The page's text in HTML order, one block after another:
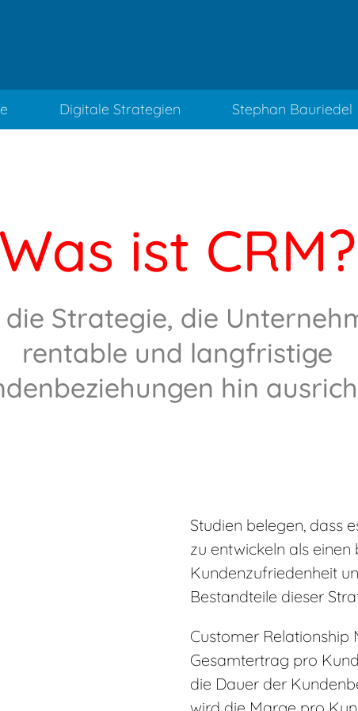
Digitale Strategien Stephan Bauriedel
ist CRM?
die Strategie, die
rentable und langfristige
hin
Studien belegen, dass
zu entwickeln als
Kundenzufriedenheit
Bestandteile dieser
Customer
Gesamtertrag pro
die Dauer der